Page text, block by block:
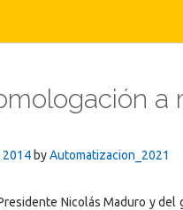
a
2014 byAutomatizacion_2021
Nicolás Maduro y del